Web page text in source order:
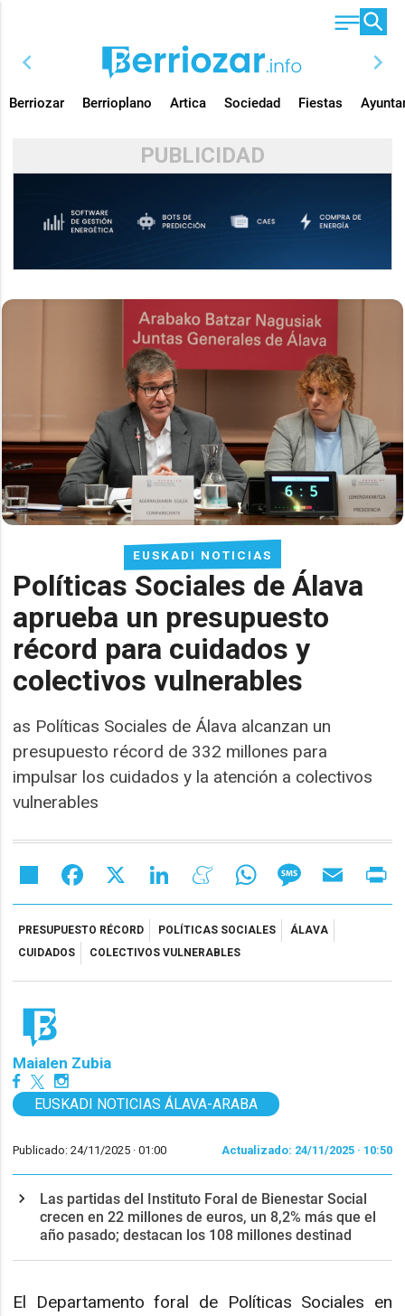
chevron_left chevron_right
Berriozar Berrioplano Artica Sociedad Fiestas
PUBLICIDAD
EUSKADI NOTICIAS
Políticas Sociales de Álava
aprueba un presupuesto
récord para cuidados y
colectivos vulnerables
as Políticas Sociales de Álava alcanzan un
presupuesto récord de 332 millones para
impulsar los cuidados y la atención a colectivos
vulnerables
Share Facebook LinkedIn MeneameWhatsAppMessageEmail
PRESUPUESTO RÉCORD POLÍTICAS SOCIALES
ÁLAVA
CUIDADOS
COLECTIVOS VULNERABLES
Maialen Zubia
EUSKADI NOTICIAS ÁLAVA-ARABA
Publicado: 24/11/2025 ·01:00 Actualizado: 24/11/2025 · 10:50
Las partidas del Instituto Foral de Bienestar Social
crecen en 22 millones de euros, un 8,2% más que el
año pasado; destacan los 108 millones destinad
El Departamento foral de Políticas Sociales en